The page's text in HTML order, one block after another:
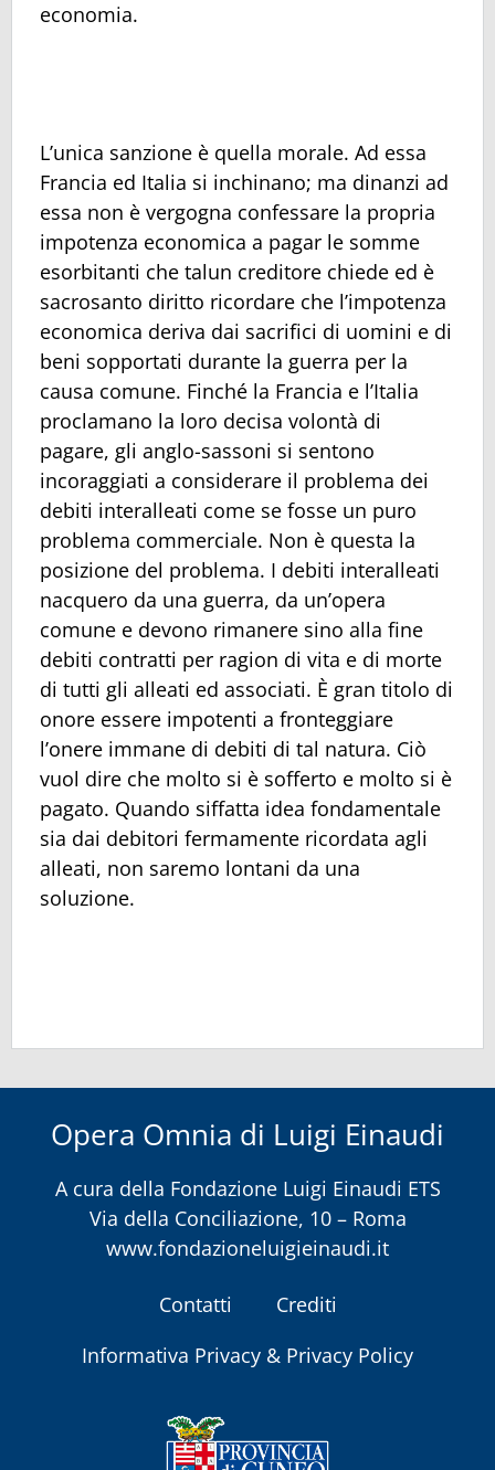
economia.
L’unica sanzione è quella morale. Ad essa
Francia ed Italia si inchinano; ma dinanzi ad
essa non è vergogna confessare la propria
impotenza economica a pagar le somme
esorbitanti che talun creditore chiede ed è
sacrosanto diritto ricordare che l’impotenza
economica deriva dai sacrifici di uomini e di
beni sopportati durante la guerra per la
causa comune. Finché la Francia e l’Italia
proclamano la loro decisa volontà di
pagare, gli anglo-sassoni si sentono
incoraggiati a considerare il problema dei
debiti interalleati come se fosse un puro
problema commerciale. Non è questa la
posizione del problema. I debiti interalleati
nacquero da una guerra, da un’opera
comune e devono rimanere sino alla fine
debiti contratti per ragion di vita e di morte
di tutti gli alleati ed associati. È gran titolo di
onore essere impotenti a fronteggiare
l’onere immane di debiti di tal natura. Ciò
vuol dire che molto si è sofferto e molto si è
pagato. Quando siffatta idea fondamentale
sia dai debitori fermamente ricordata agli
alleati, non saremo lontani da una
soluzione.
Opera Omnia di Luigi Einaudi
A cura della Fondazione Luigi Einaudi ETS
Via della Conciliazione, 10 – Roma
www.fondazioneluigieinaudi.it
Contatti
Crediti
Informativa Privacy & Privacy Policy